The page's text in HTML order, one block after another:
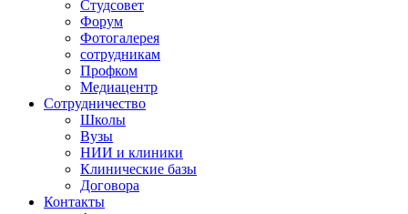
Студсовет
Форум
Фотогалерея
сотрудникам
Профком
Медиацентр
Сотрудничество
Школы
Вузы
НИИ и клиники
Клинические базы
Договора
Контакты